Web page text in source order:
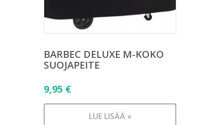
BARBEC DELUXE M-KOKO
SUOJAPEITE
9,95 €
LUE LISÄÄ »